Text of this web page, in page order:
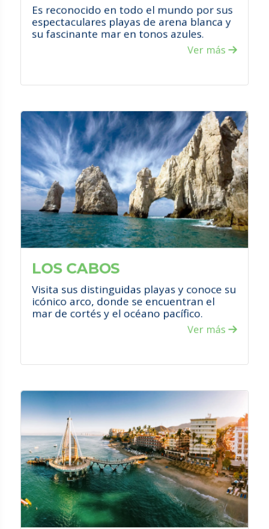
Es reconocido en todo el mundo por sus
espectaculares playas de arena blanca y
su fascinante mar en tonos azules.
Ver más
LOS CABOS
Visita sus distinguidas playas y conoce su
icónico arco, donde se encuentran el
mar de cortés y el océano pacífico.
Ver más
¿QUÉ HACER?
Visita el Arco en Cabo San Lucas que es
una de las formaciones naturales más
emblemáticas de la región.
Aventúrate en el desierto, diviértete
entre dos mares, llénate de adrenalina
desde las alturas y emociónate con la
vida marina con actividades que
permitan el avistamiento con ballenas.
¿QUÉ HACER?
Maravíllate con sus espectaculares
playas y practica las distintas
actividades acuáticas que se realizan
en la ciudad.
Disfruta de festivales dedicados a
exaltar las tradiciones culinarias de
México.